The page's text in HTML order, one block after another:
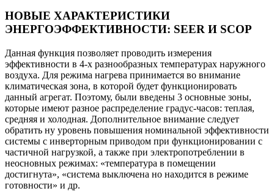
НОВЫЕ ХАРАКТЕРИСТИКИ
ЭНЕРГОЭФФЕКТИВНОСТИ: SEER И SCOP
Данная функция позволяет проводить измерения
эффективности в 4-х разнообразных температурах наружного
воздуха. Для режима нагрева принимается во внимание
климатическая зона, в которой будет функционировать
данный агрегат. Поэтому, были введены 3 основные зоны,
которые имеют разное распределение градус-часов: теплая,
средняя и холодная. Дополнительное внимание следует
обратить ну уровень повышения номинальной эффективности
системы с инверторным приводом при функционировании с
частичной нагрузкой, а также при электропотреблении в
неосновных режимах: «температура в помещении
достигнута», «система выключена но находится в режиме
готовности» и др.